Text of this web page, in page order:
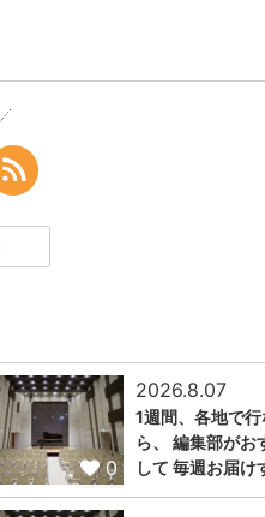
0
2026.8.07
1週間、各地で
ら、 編集部がお
して 毎週お届